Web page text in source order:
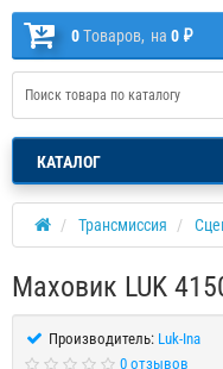
0Tоваров, на 0 ₽
КАТАЛОГ
Трансмиссия
Маховик LUK
Производитель: Luk-Ina
0 отзывов